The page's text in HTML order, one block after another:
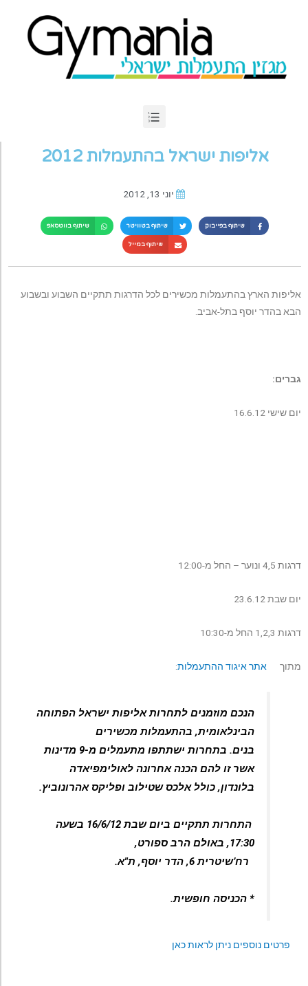
אליפות ישראל בהתעמלות 2012
יוני 13, 2012
שיתוף בפייבוק שיתוף בטוויטר שיתוף בווטסאפ
שיתוף במייל
אליפות הארץ בהתעמלות מכשירים לכל הדרגות תתקיים השבוע ובשבוע
הבא בהדר יוסף בתל-אביב.
גברים:
יום שישי 16.6.12
דרגות 4,5 ונוער – החל מ-12:00
יום שבת 23.6.12
דרגות 1,2,3 החל מ-10:30
מתוך אתר איגוד ההתעמלות:
הנכם מוזמנים לתחרות אליפות ישראל הפתוחה
הבינלאומית, בהתעמלות מכשירים
בנים. בתחרות ישתתפו מתעמלים מ-9 מדינות
אשר זו להם הכנה אחרונה לאולימפיאדה
בלונדון, כולל אלכס שטילוב ופליקס אהרונוביץ.
התחרות תתקיים ביום שבת 16/6/12 בשעה
17:30, באולם הרב ספורט,
רח’שיטרית 6, הדר יוסף, ת"א.
* הכניסה חופשית.
פרטים נוספים ניתן לראות כאן